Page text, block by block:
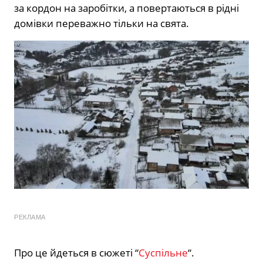
за кордон на заробітки, а повертаються в рідні
домівки переважно тільки на свята.
РЕКЛАМА
Про це йдеться в сюжеті “Суспільне“.